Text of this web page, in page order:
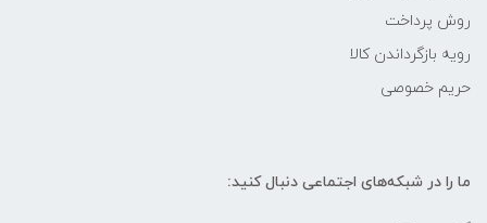
روش پرداخت
رویه‌ بازگرداندن کالا
حریم خصوصی
ما را در شبکه‌های اجتماعی دنبال کنید: